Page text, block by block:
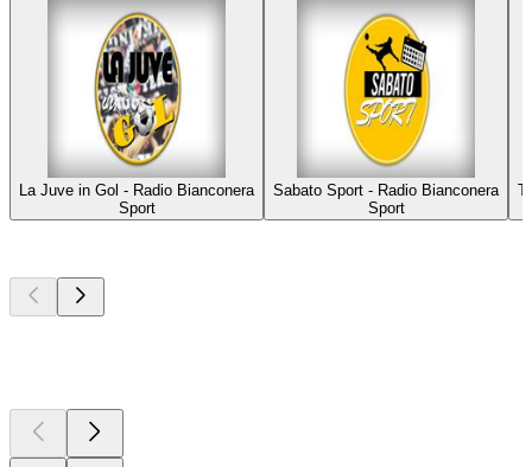
La Juve in Gol - Radio Bianconera
Sport
Sabato Sport - Radio Bianconera
Sport